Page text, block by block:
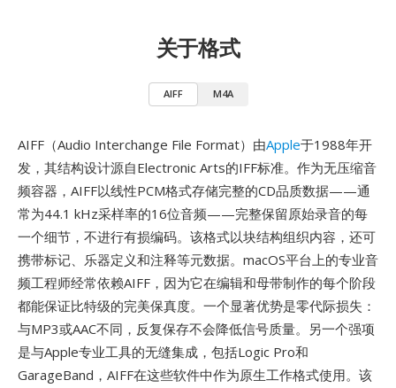
关于格式
AIFF M4A
AIFF（Audio Interchange File Format）由Apple于1988年开
发，其结构设计源自Electronic Arts的IFF标准。作为无压缩音
频容器，AIFF以线性PCM格式存储完整的CD品质数据——通
常为44.1 kHz采样率的16位音频——完整保留原始录音的每
一个细节，不进行有损编码。该格式以块结构组织内容，还可
携带标记、乐器定义和注释等元数据。macOS平台上的专业音
频工程师经常依赖AIFF，因为它在编辑和母带制作的每个阶段
都能保证比特级的完美保真度。一个显著优势是零代际损失：
与MP3或AAC不同，反复保存不会降低信号质量。另一个强项
是与Apple专业工具的无缝集成，包括Logic Pro和
GarageBand，AIFF在这些软件中作为原生工作格式使用。该